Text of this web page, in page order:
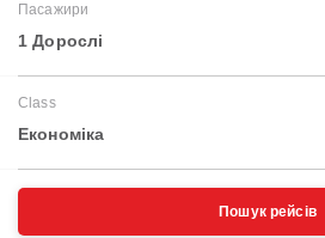
Пасажири
1 Дорослі
Class
Економіка
Пошук рейсів